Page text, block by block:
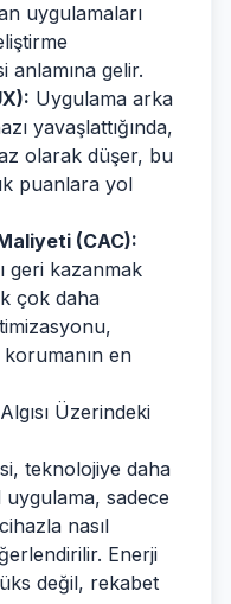
uygulamaları
anlamına gelir.
Uygulama arka
yavaşlattığında,
olarak düşer, bu
puanlara yol
(CAC):
geri kazanmak
çok daha
korumanın en
Üzerindeki
teknolojiye daha
sadece
nasıl
Enerji
değil, rekabet